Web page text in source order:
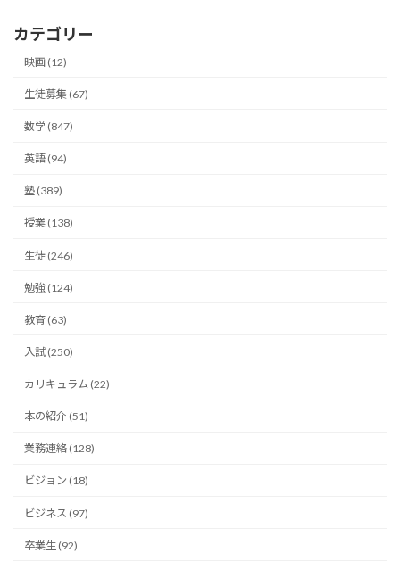
カテゴリー
映画 (12)
生徒募集 (67)
数学 (847)
英語 (94)
塾 (389)
授業 (138)
生徒 (246)
勉強 (124)
教育 (63)
入試 (250)
カリキュラム (22)
本の紹介 (51)
業務連絡 (128)
ビジョン (18)
ビジネス (97)
卒業生 (92)